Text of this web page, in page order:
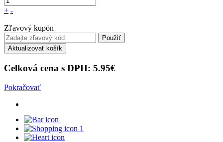
+ -
Zľavový kupón
Použiť
Aktualizovať košík
Celková cena s DPH: 5.95€
Pokračovať
1